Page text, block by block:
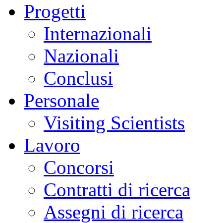
Progetti
Internazionali
Nazionali
Conclusi
Personale
Visiting Scientists
Lavoro
Concorsi
Contratti di ricerca
Assegni di ricerca